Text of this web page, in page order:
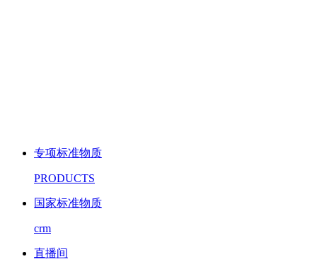
专项标准物质
PRODUCTS
国家标准物质
crm
直播间